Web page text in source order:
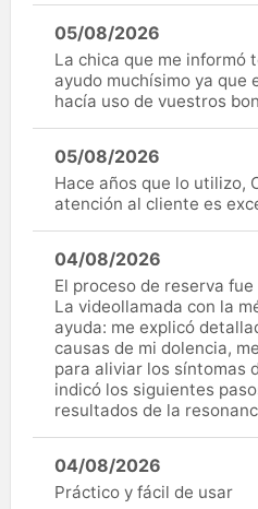
05/08/2026
La chica que me informó
ayudo muchísimo ya que
hacía uso de vuestros
05/08/2026
Hace años que lo utilizo,
atención al cliente es
04/08/2026
El proceso de reserva
La videollamada con la
ayuda: me explicó
causas de mi dolencia,
para aliviar los síntomas
indicó los siguientes
resultados de la
04/08/2026
Práctico y fácil de usar